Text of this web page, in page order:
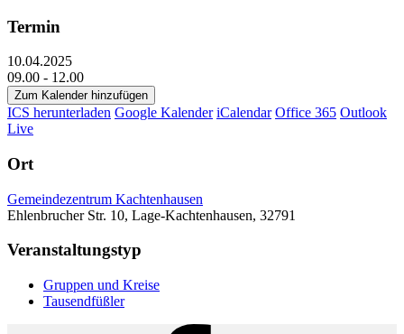
Termin
10.04.2025
09.00 - 12.00
Zum Kalender hinzufügen
ICS herunterladen Google Kalender iCalendar Office 365 Outlook
Live
Ort
Gemeindezentrum Kachtenhausen
Ehlenbrucher Str. 10, Lage-Kachtenhausen, 32791
Veranstaltungstyp
Gruppen und Kreise
Tausendfüßler